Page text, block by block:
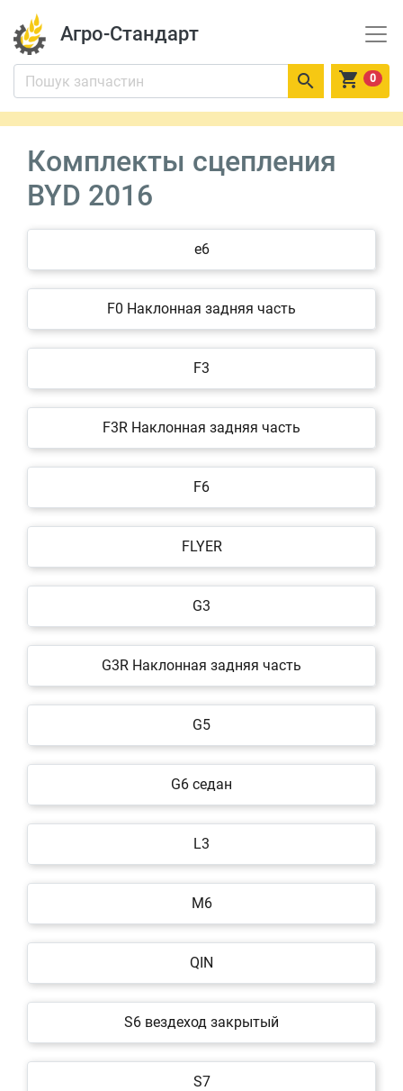
Агро-Стандарт
  0
Комплекты сцепления
BYD 2016
e6
F0 Наклонная задняя часть
F3
F3R Наклонная задняя часть
F6
FLYER
G3
G3R Наклонная задняя часть
G5
G6 седан
L3
M6
QIN
S6 вездеход закрытый
S7